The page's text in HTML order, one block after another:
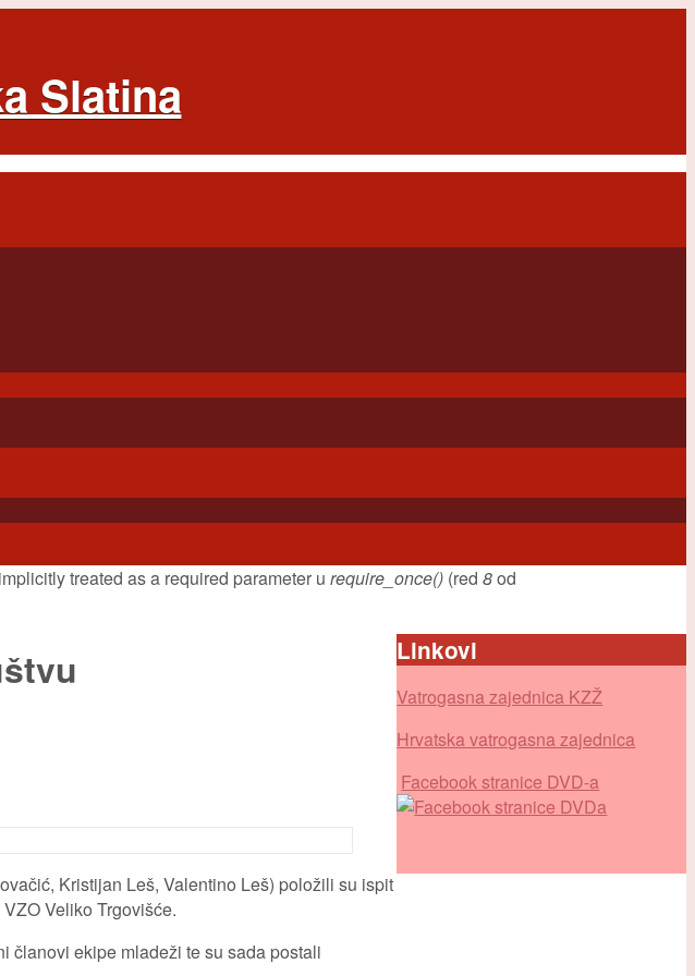
Slatina
treated as a required parameter u require_once() (red 8od
Kristijan Leš, Valentino Leš) položili su ispit
Veliko Trgovišće.
članovi ekipe mladeži te su sada postali
Linkovi
Vatrogasna zajednica KZŽ
Hrvatska vatrogasna zajednica
Facebook stranice DVD-a